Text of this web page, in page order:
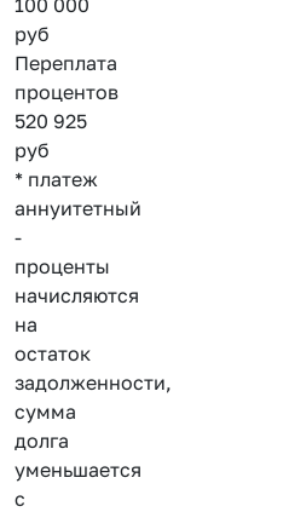
100 000
руб
Переплата
процентов
520 925
руб
* платеж
аннуитетный
-
проценты
начисляются
на
остаток
задолженности,
сумма
долга
уменьшается
с